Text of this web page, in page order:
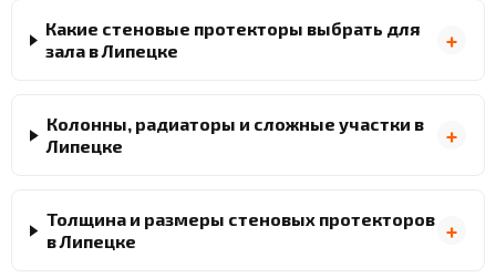
Какие стеновые протекторы выбрать для
зала в Липецке
Колонны, радиаторы и сложные участки в
Липецке
Толщина и размеры стеновых протекторов
в Липецке